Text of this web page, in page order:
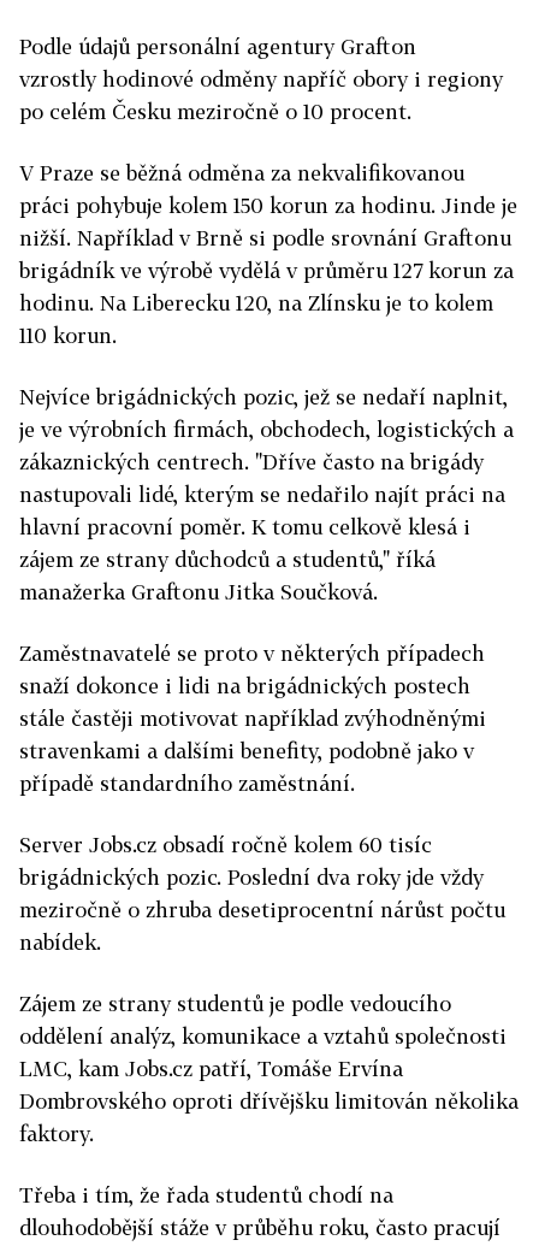
Podle údajů personální agentury Grafton
vzrostly hodinové odměny napříč obory i regiony
po celém Česku meziročně o 10 procent.
V Praze se běžná odměna za nekvalifikovanou
práci pohybuje kolem 150 korun za hodinu. Jinde je
nižší. Například v Brně si podle srovnání Graftonu
brigádník ve výrobě vydělá v průměru 127 korun za
hodinu. Na Liberecku 120, na Zlínsku je to kolem
110 korun.
Nejvíce brigádnických pozic, jež se nedaří naplnit,
je ve výrobních firmách, obchodech, logistických a
zákaznických centrech. "Dříve často na brigády
nastupovali lidé, kterým se nedařilo najít práci na
hlavní pracovní poměr. K tomu celkově klesá i
zájem ze strany důchodců a studentů," říká
manažerka Graftonu Jitka Součková.
Zaměstnavatelé se proto v některých případech
snaží dokonce i lidi na brigádnických postech
stále častěji motivovat například zvýhodněnými
stravenkami a dalšími benefity, podobně jako v
případě standardního zaměstnání.
Server Jobs.cz obsadí ročně kolem 60 tisíc
brigádnických pozic. Poslední dva roky jde vždy
meziročně o zhruba desetiprocentní nárůst počtu
nabídek.
Zájem ze strany studentů je podle vedoucího
oddělení analýz, komunikace a vztahů společnosti
LMC, kam Jobs.cz patří, Tomáše Ervína
Dombrovského oproti dřívějšku limitován několika
faktory.
Třeba i tím, že řada studentů chodí na
dlouhodobější stáže v průběhu roku, často pracují